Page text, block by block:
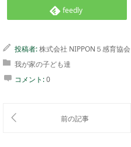
feedly
投稿者:株式会社 NIPPON５感育協会
我が家の子ども達
コメント:0